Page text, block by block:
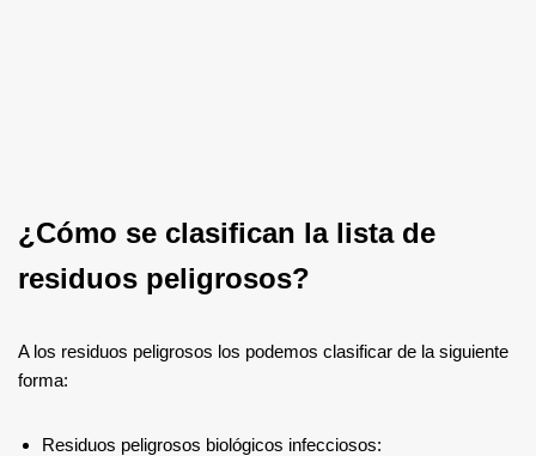
¿Cómo se clasifican la lista de
residuos peligrosos?
A los residuos peligrosos los podemos clasificar de la siguiente
forma:
Residuos peligrosos biológicos infecciosos: